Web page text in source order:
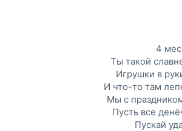
4
Ты такой
Игрушки в
И что-то там
Мы с
Пусть все
Пускай